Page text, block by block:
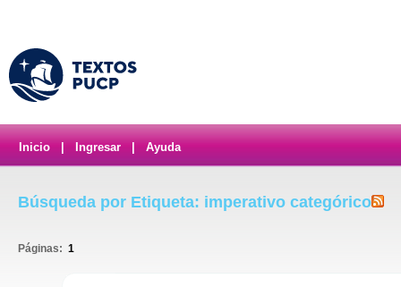
Inicio Ingresar Ayuda
Búsqueda por Etiqueta: imperativo categórico
Páginas: 1